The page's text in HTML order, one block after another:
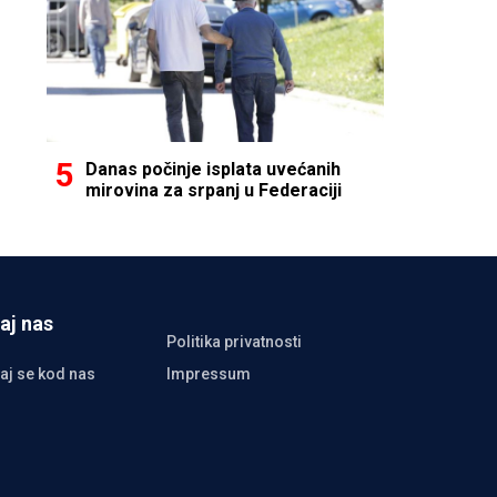
Danas počinje isplata uvećanih
mirovina za srpanj u Federaciji
nas
Politika privatnosti
se kod nas
Impressum